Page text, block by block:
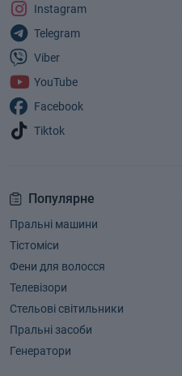
Популярне
Пральні машини
Тістоміси
Фени для волосся
Телевізори
Стельові світильники
Пральні засоби
Генератори
Instagram
Telegram
Viber
YouTube
Facebook
Tiktok